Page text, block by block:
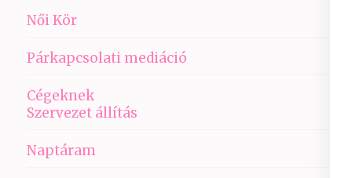
Női Kör
Párkapcsolati mediáció
Cégeknek
Szervezet állítás
Naptáram